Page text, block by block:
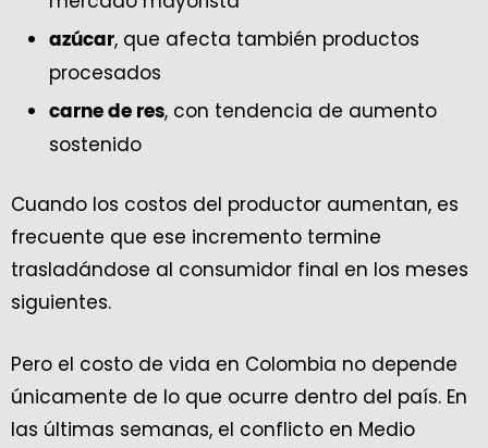
azúcar, que afecta también productos
procesados
carne de res, con tendencia de aumento
sostenido
Cuando los costos del productor aumentan, es
frecuente que ese incremento termine
trasladándose al consumidor final en los meses
siguientes.
Pero el costo de vida en Colombia no depende
únicamente de lo que ocurre dentro del país. En
las últimas semanas, el conflicto en Medio